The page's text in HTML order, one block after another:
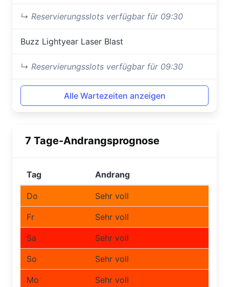
↳ Reservierungsslots verfügbar für 09:30
Buzz Lightyear Laser Blast
↳ Reservierungsslots verfügbar für 09:30
Alle Wartezeiten anzeigen
7 Tage-Andrangsprognose
Tag Andrang
Do Sehr voll
Fr Sehr voll
Sa Sehr voll
So Sehr voll
Mo Sehr voll